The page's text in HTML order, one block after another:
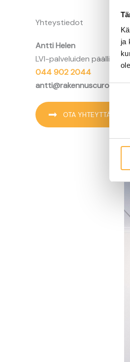
ja
valinta
Yhteystiedot
Antti Helen
LVI-palveluiden päällikkö
044 902 2044
antti@rakennuscurone.fi
OTA YHTEYTTÄ